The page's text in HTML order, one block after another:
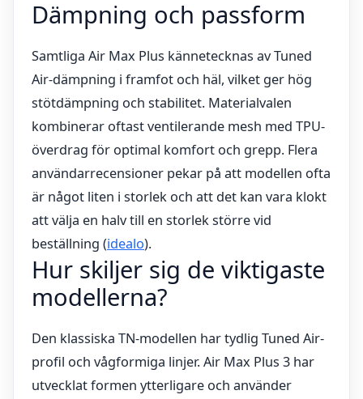
Dämpning och passform
Samtliga Air Max Plus kännetecknas av Tuned
Air-dämpning i framfot och häl, vilket ger hög
stötdämpning och stabilitet. Materialvalen
kombinerar oftast ventilerande mesh med TPU-
överdrag för optimal komfort och grepp. Flera
användarrecensioner pekar på att modellen ofta
är något liten i storlek och att det kan vara klokt
att välja en halv till en storlek större vid
beställning (idealo).
Hur skiljer sig de viktigaste
modellerna?
Den klassiska TN-modellen har tydlig Tuned Air-
profil och vågformiga linjer. Air Max Plus 3 har
utvecklat formen ytterligare och använder